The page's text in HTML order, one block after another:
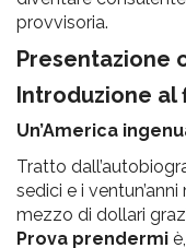
provvisoria.
Presentazione
Introduzione al
Un’America
Tratto
sedici e i
mezzo di dollari
Prova prendermi